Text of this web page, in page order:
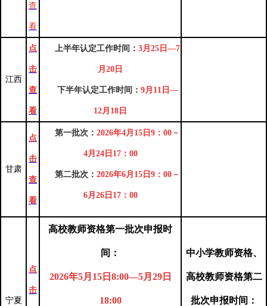
查
看
江西
点
击
查
看
上半年认定工作时间： 3月25日—7
月20日
下半年认定工作时间： 9月11日—
12月18日
甘肃
点
击
查
看
第一批次： 2026年4月 15 日9：00－
4月 24日17：00
第二批次： 2026年6月 15 日9：00－
6月 26日17：00
宁夏
点
击
高校教师资格第一批次申报时
间：
2026年5月15日8:00—5月29日
18:00
中小学教师资格、
高校教师资格第二
批次申报时间：